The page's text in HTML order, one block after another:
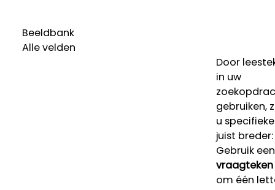
Beeldbank
Alle velden
Door
in uw
gebruiken,
u
juist breder:
Gebruik een
om één